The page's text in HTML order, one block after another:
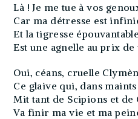
Là ! Je me tue à vos
Car ma détresse est
Et la tigresse
Est une agnelle au prix de
Oui, céans, cruelle
Ce glaive qui, dans
Mit tant de Scipions et de
Va finir ma vie et ma